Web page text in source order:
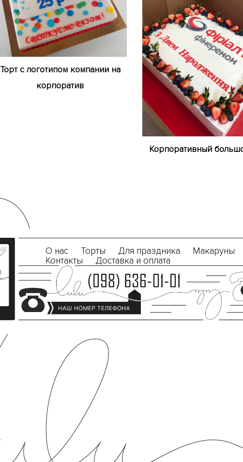
Торт с логотипом компании на
корпоратив
Корпоративный
О нас Торты Для праздника
Макаруны
Контакты
Доставка и оплата